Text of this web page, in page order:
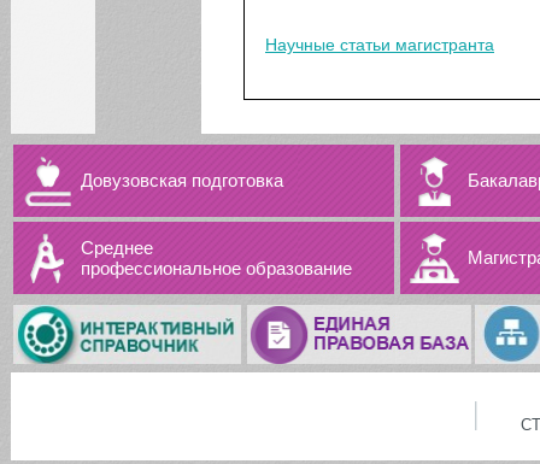
Научные статьи магистранта
Довузовская подготовка
Среднее
профессиональное образование